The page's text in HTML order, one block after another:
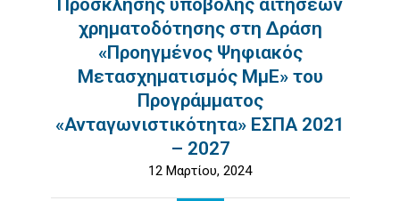
Πρόσκλησης υποβολής αιτήσεων
χρηματοδότησης στη Δράση
«Προηγμένος Ψηφιακός
Μετασχηματισμός ΜμΕ» του
Προγράμματος
«Ανταγωνιστικότητα» ΕΣΠΑ 2021
– 2027
12 Μαρτίου, 2024